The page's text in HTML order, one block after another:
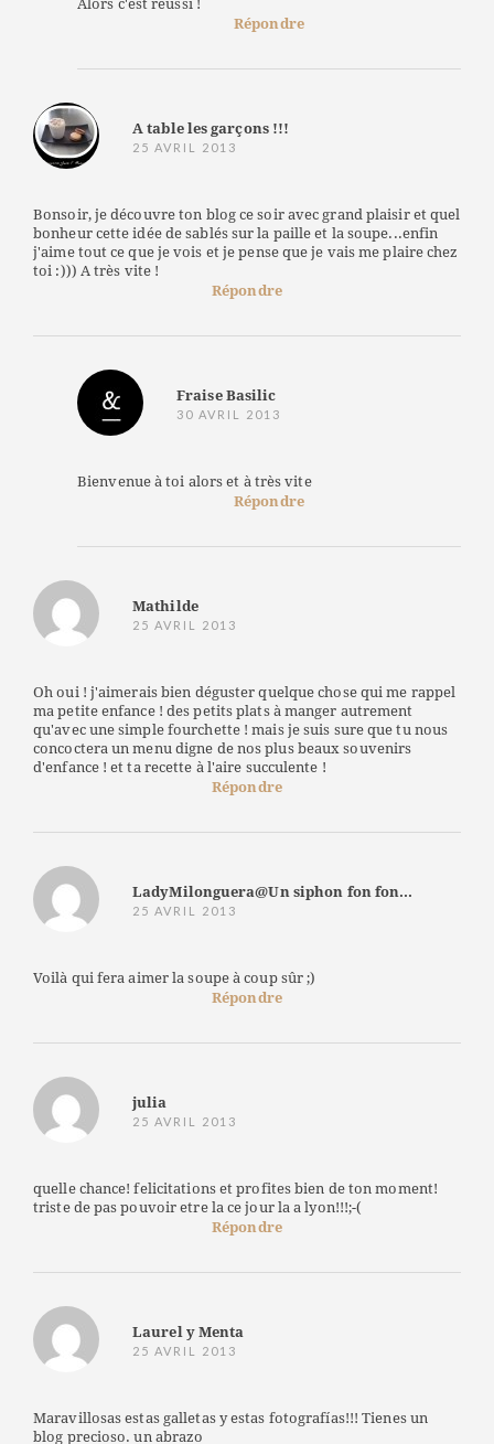
Alors c'est réussi !
Répondre
A table les garçons !!!
25 AVRIL 2013
Bonsoir, je découvre ton blog ce soir avec grand plaisir et quel
bonheur cette idée de sablés sur la paille et la soupe...enfin
j'aime tout ce que je vois et je pense que je vais me plaire chez
toi :))) A très vite !
Répondre
Fraise Basilic
30 AVRIL 2013
Bienvenue à toi alors et à très vite
Répondre
Mathilde
25 AVRIL 2013
Oh oui ! j'aimerais bien déguster quelque chose qui me rappel
ma petite enfance ! des petits plats à manger autrement
qu'avec une simple fourchette ! mais je suis sure que tu nous
concoctera un menu digne de nos plus beaux souvenirs
d'enfance ! et ta recette à l'aire succulente !
Répondre
LadyMilonguera@Un siphon fon fon...
25 AVRIL 2013
Voilà qui fera aimer la soupe à coup sûr ;)
Répondre
julia
25 AVRIL 2013
quelle chance! felicitations et profites bien de ton moment!
triste de pas pouvoir etre la ce jour la a lyon!!!;-(
Répondre
Laurel y Menta
25 AVRIL 2013
Maravillosas estas galletas y estas fotografías!!! Tienes un
blog precioso. un abrazo